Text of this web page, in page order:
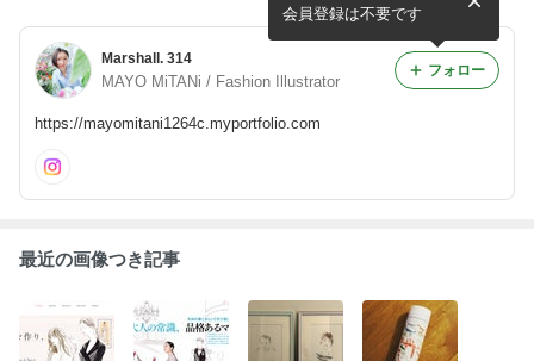
Marshall. 314
MAYO MiTANi / Fashion Illustrator
https://mayomitani1264c.myportfolio.com
会員登録は不要です
フォロー
最近の画像つき記事